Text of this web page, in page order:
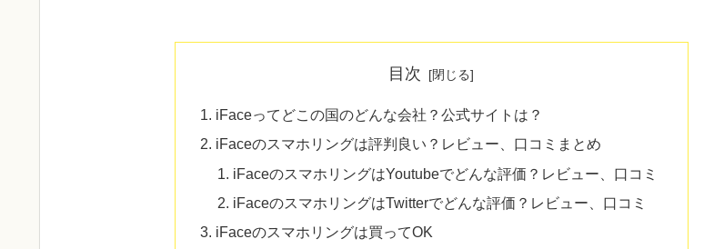
目次
iFaceってどこの国のどんな会社？公式サイトは？
iFaceのスマホリングは評判良い？レビュー、口コミまとめ
iFaceのスマホリングはYoutubeでどんな評価？レビュー、口コミ
iFaceのスマホリングはTwitterでどんな評価？レビュー、口コミ
iFaceのスマホリングは買ってOK